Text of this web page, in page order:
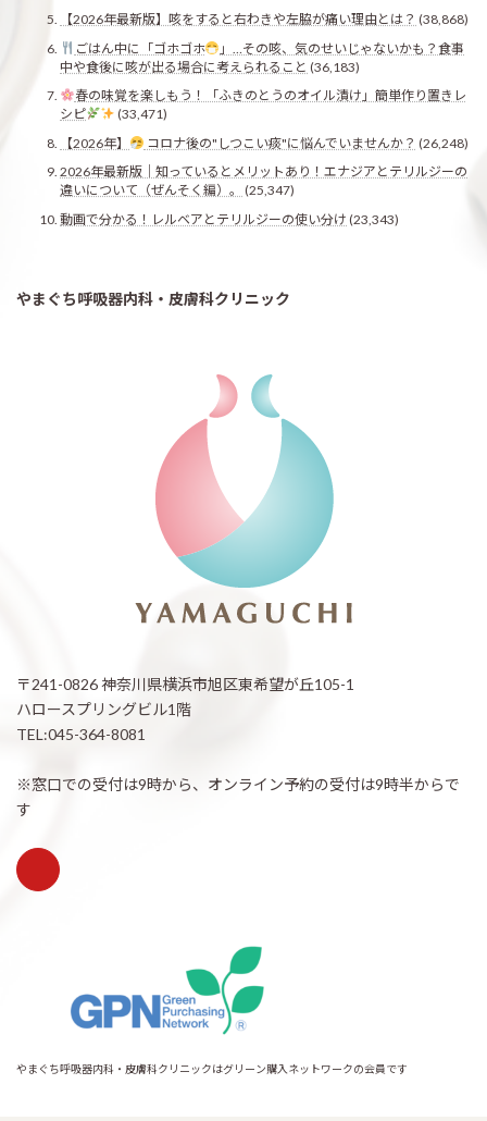
【2026年最新版】咳をすると右わきや左脇が痛い理由とは？ (38,868)
ごはん中に「ゴホゴホ
」…その咳、気のせいじゃないかも？食事
中や食後に咳が出る場合に考えられること (36,183)
春の味覚を楽しもう！「ふきのとうのオイル漬け」簡単作り置きレ
シピ
(33,471)
【2026年】
コロナ後の"しつこい痰"に悩んでいませんか？ (26,248)
2026年最新版｜知っているとメリットあり！エナジアとテリルジーの
違いについて（ぜんそく編）。
(25,347)
動画で分かる！レルベアとテリルジーの使い分け (23,343)
やまぐち呼吸器内科・皮膚科クリニック
〒241-0826 神奈川県横浜市旭区東希望が丘105-1
ハロースプリングビル1階
TEL:045-364-8081
※窓口での受付は9時から、オンライン予約の受付は9時半からで
す
やまぐち呼吸器内科・皮膚科クリニックはグリーン購入ネットワークの会員です